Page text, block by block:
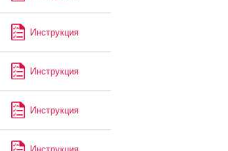
Инструкция
Инструкция
Инструкция